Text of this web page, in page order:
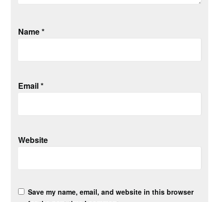
Name*
Email*
Website
Save my name, email, and website in this browser